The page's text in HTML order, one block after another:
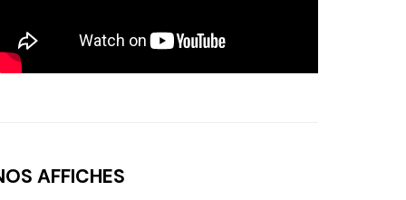
AFFICHES